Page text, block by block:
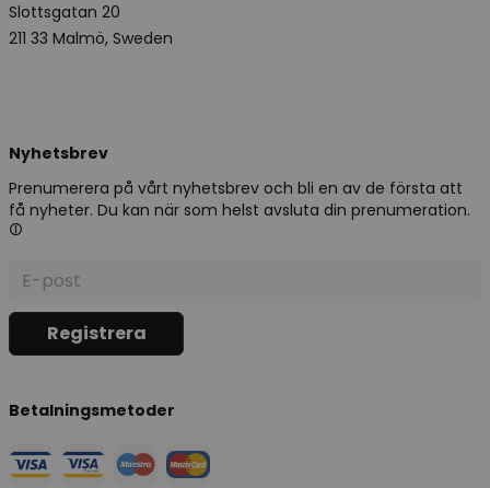
Slottsgatan 20
211 33 Malmö, Sweden
Nyhetsbrev
Prenumerera på vårt nyhetsbrev och bli en av de första att
få nyheter. Du kan när som helst avsluta din prenumeration.
Betalningsmetoder